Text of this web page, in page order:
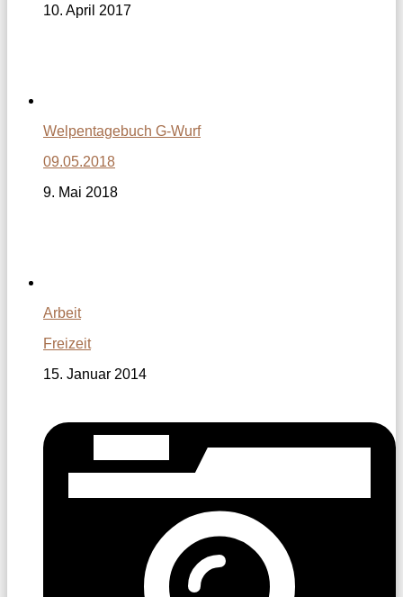
10. April 2017
Welpentagebuch G-Wurf
09.05.2018
9. Mai 2018
Arbeit
Freizeit
15. Januar 2014